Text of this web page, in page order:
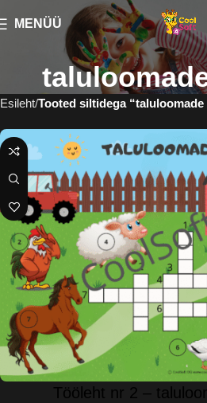
MENÜÜ
Esileht Tooted siltidega “taluloomade
Tööleht nr 2 –